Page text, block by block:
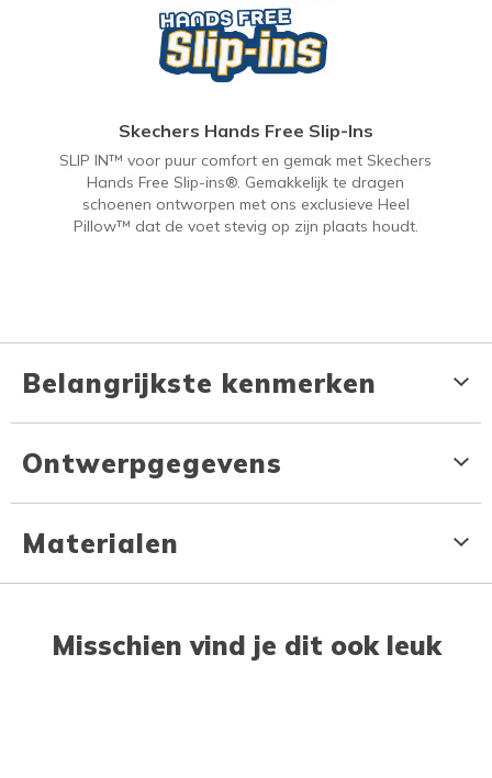
Skechers Hands Free Slip-Ins
SLIP IN™ voor puur comfort en gemak met Skechers
Hands Free Slip-ins®. Gemakkelijk te dragen
schoenen ontworpen met ons exclusieve Heel
Pillow™ dat de voet stevig op zijn plaats houdt.
Belangrijkste kenmerken
Ontwerpgegevens
Materialen
Misschien vind je dit ook leuk